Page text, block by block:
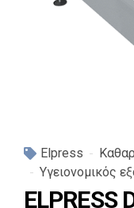
Elpress
Υγειονομικός
ELPRESS